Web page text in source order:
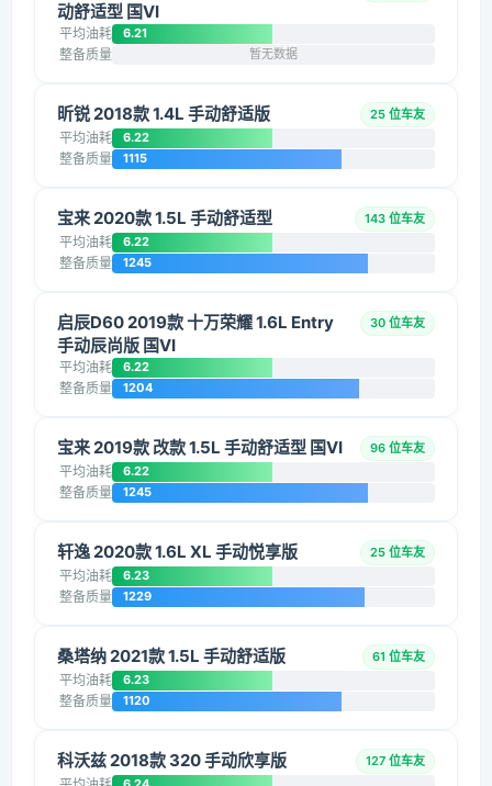
动舒适型 国VI
平均油耗 6.21
整备质量 暂无数据
昕锐 2018款 1.4L 手动舒适版 25 位车友
平均油耗 6.22
整备质量 1115
宝来 2020款 1.5L 手动舒适型 143 位车友
平均油耗 6.22
整备质量 1245
启辰D60 2019款 十万荣耀 1.6L Entry
手动辰尚版 国VI
30 位车友
平均油耗 6.22
整备质量 1204
宝来 2019款 改款 1.5L 手动舒适型 国VI 96 位车友
平均油耗 6.22
整备质量 1245
轩逸 2020款 1.6L XL 手动悦享版 25 位车友
平均油耗 6.23
整备质量 1229
桑塔纳 2021款 1.5L 手动舒适版 61 位车友
平均油耗 6.23
整备质量 1120
科沃兹 2018款 320 手动欣享版 127 位车友